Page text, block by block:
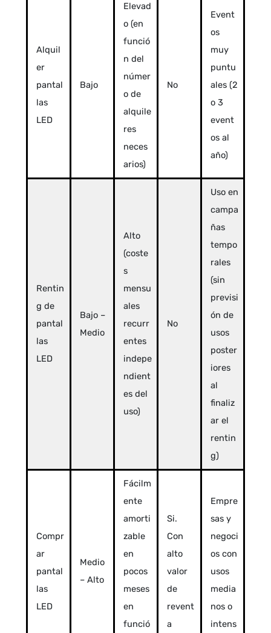
Alquil
er
pantal
las
LED
Bajo
Elevad
o (en
funció
n del
númer
o de
alquile
res
neces
arios)
No
Event
os
muy
puntu
ales (2
o 3
event
os al
año)
Rentin
g de
pantal
las
LED
Bajo –
Medio
Alto
(coste
s
mensu
ales
recurr
entes
indepe
ndient
es del
uso)
No
Uso en
campa
ñas
tempo
rales
(sin
previsi
ón de
usos
poster
iores
al
finaliz
ar el
rentin
g)
Compr
ar
pantal
las
LED
Medio
– Alto
Fácilm
ente
amorti
zable
en
pocos
meses
en
funció
Si.
Con
alto
valor
de
revent
a
Empre
sas y
negoci
os con
usos
media
nos o
intens